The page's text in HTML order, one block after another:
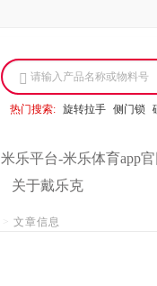
请输入产品名称或物料号
热门搜索: 旋转拉手 侧门锁
米乐平台-米乐体育app
关于戴乐克
> 文章信息